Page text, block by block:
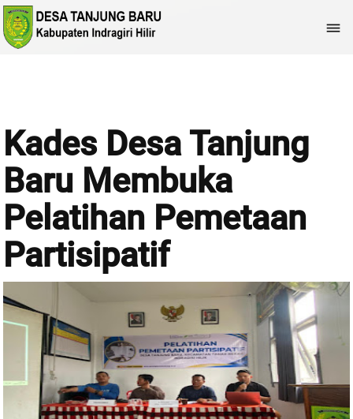

Kades Desa Tanjung
Baru Membuka
Pelatihan Pemetaan
Partisipatif